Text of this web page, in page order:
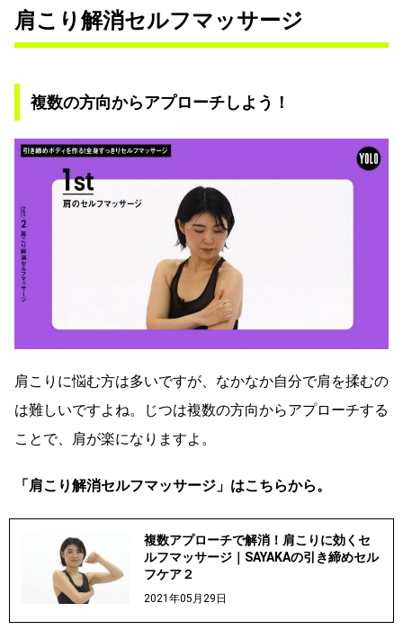
肩こり解消セルフマッサージ
複数の方向からアプローチしよう！
肩こりに悩む方は多いですが、なかなか自分で肩を揉むの
は難しいですよね。じつは複数の方向からアプローチする
ことで、肩が楽になりますよ。
「肩こり解消セルフマッサージ」はこちらから。
複数アプローチで解消！肩こりに効くセ
ルフマッサージ｜SAYAKAの引き締めセル
フケア２
2021年05月29日